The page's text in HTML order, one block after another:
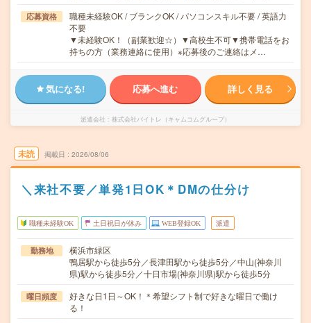
応募資格
職種未経験OK / ブランクOK / パソコンスキル不要 / 英語力
不要
▼未経験OK！（副業歓迎☆）▼高校生不可▼携帯電話をお
持ちの方（業務連絡に使用）※応募後のご連絡はメ…
気になる! 応募へ進む 詳しく見る
派遣会社 株式会社バイトレ（キャムコムグループ）
未読 掲載日 2026/08/06
＼来社不要／単発1日OK＊DMの仕分け
職種未経験OK 土日祝日が休み WEB登録OK 派遣
勤務地
横浜市緑区
鴨居駅から徒歩5分／長津田駅から徒歩5分／中山(神奈川
県)駅から徒歩5分／十日市場(神奈川県)駅から徒歩5分
曜日頻度
好きな日1日～OK！＊希望シフト制で好きな曜日で働け
る！